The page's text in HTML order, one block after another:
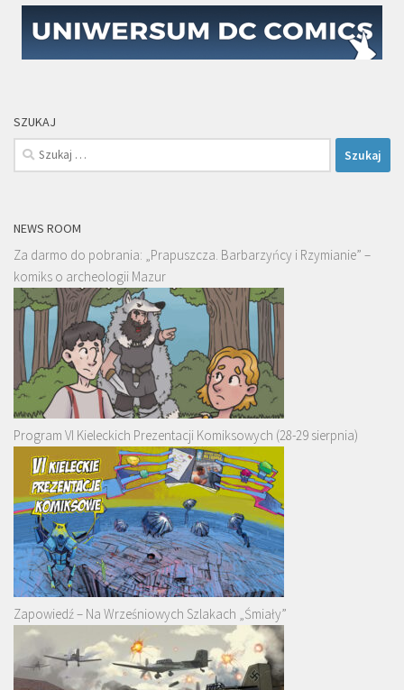
SZUKAJ
Szukaj:
NEWS ROOM
Za darmo do pobrania: „Prapuszcza. Barbarzyńcy i Rzymianie” –
komiks o archeologii Mazur
Program VI Kieleckich Prezentacji Komiksowych (28-29 sierpnia)
Zapowiedź – Na Wrześniowych Szlakach „Śmiały”